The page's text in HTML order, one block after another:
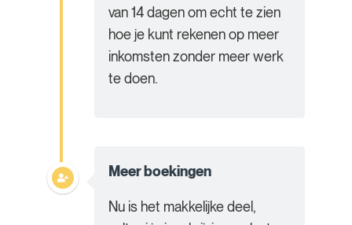
van 14 dagen om echt te zien
hoe je kunt rekenen op meer
inkomsten zonder meer werk
te doen.
Meer boekingen
Nu is het makkelijke deel,